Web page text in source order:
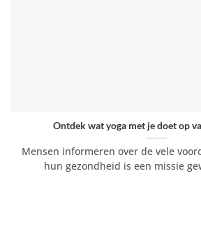
Ontdek wat yoga met je doet op
Mensen informeren over de vele
hun gezondheid is een missie